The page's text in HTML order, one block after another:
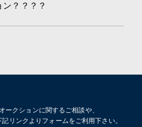
？？？？
ークションに関するご相談や、
リンクよりフォームをご利用下さい。